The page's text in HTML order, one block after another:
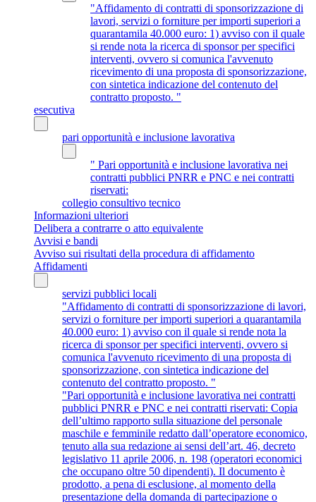
"Affidamento di contratti di sponsorizzazione di
lavori, servizi o forniture per importi superiori a
quarantamila 40.000 euro: 1) avviso con il quale
si rende nota la ricerca di sponsor per specifici
interventi, ovvero si comunica l'avvenuto
ricevimento di una proposta di sponsorizzazione,
con sintetica indicazione del contenuto del
contratto proposto. "
esecutiva
pari opportunità e inclusione lavorativa
" Pari opportunità e inclusione lavorativa nei
contratti pubblici PNRR e PNC e nei contratti
riservati:
collegio consultivo tecnico
Informazioni ulteriori
Delibera a contrarre o atto equivalente
Avvisi e bandi
Avviso sui risultati della procedura di affidamento
Affidamenti
servizi pubblici locali
"Affidamento di contratti di sponsorizzazione di lavori,
servizi o forniture per importi superiori a quarantamila
40.000 euro: 1) avviso con il quale si rende nota la
ricerca di sponsor per specifici interventi, ovvero si
comunica l'avvenuto ricevimento di una proposta di
sponsorizzazione, con sintetica indicazione del
contenuto del contratto proposto. "
"Pari opportunità e inclusione lavorativa nei contratti
pubblici PNRR e PNC e nei contratti riservati: Copia
dell’ultimo rapporto sulla situazione del personale
maschile e femminile redatto dall’operatore economico,
tenuto alla sua redazione ai sensi dell’art. 46, decreto
legislativo 11 aprile 2006, n. 198 (operatori economici
che occupano oltre 50 dipendenti). Il documento è
prodotto, a pena di esclusione, al momento della
presentazione della domanda di partecipazione o